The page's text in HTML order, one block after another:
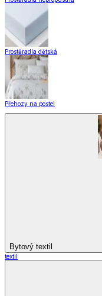
Prostěradla dětská
Přehozy na postel
Bytový textil
textil